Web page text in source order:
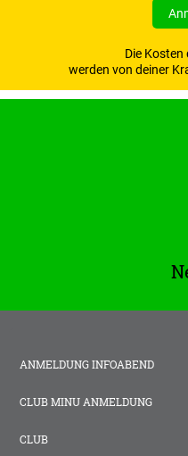
Die
werden von deiner
ANMELDUNG INFOABEND
CLUB MINU ANMELDUNG
CLUB